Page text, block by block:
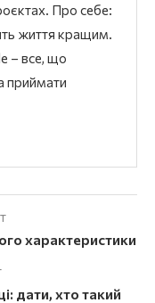
Про себе:
життя кращим.
– все, що
приймати
характеристики
дати, хто такий